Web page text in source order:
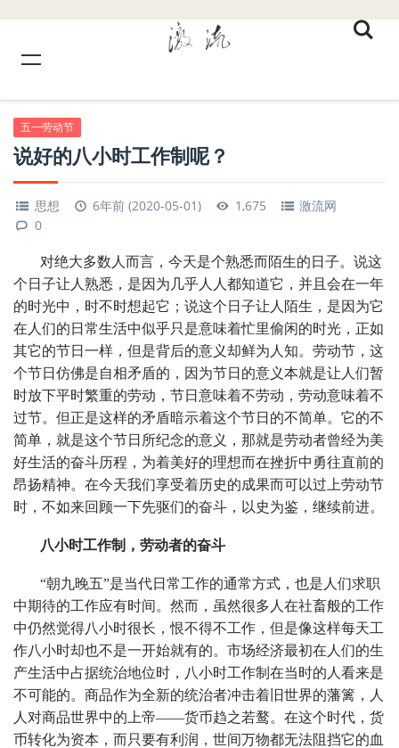
五一劳动节
说好的八小时工作制呢？
思想 6年前 (2020-05-01) 1,675
激流网
0
对绝大多数人而言，今天是个熟悉而陌生的日子。说这
个日子让人熟悉，是因为几乎人人都知道它，并且会在一年
的时光中，时不时想起它；说这个日子让人陌生，是因为它
在人们的日常生活中似乎只是意味着忙里偷闲的时光，正如
其它的节日一样，但是背后的意义却鲜为人知。劳动节，这
个节日仿佛是自相矛盾的，因为节日的意义本就是让人们暂
时放下平时繁重的劳动，节日意味着不劳动，劳动意味着不
过节。但正是这样的矛盾暗示着这个节日的不简单。它的不
简单，就是这个节日所纪念的意义，那就是劳动者曾经为美
好生活的奋斗历程，为着美好的理想而在挫折中勇往直前的
昂扬精神。在今天我们享受着历史的成果而可以过上劳动节
时，不如来回顾一下先驱们的奋斗，以史为鉴，继续前进。
八小时工作制，劳动者的奋斗
“朝九晚五”是当代日常工作的通常方式，也是人们求职
中期待的工作应有时间。然而，虽然很多人在社畜般的工作
中仍然觉得八小时很长，恨不得不工作，但是像这样每天工
作八小时却也不是一开始就有的。市场经济最初在人们的生
产生活中占据统治地位时，八小时工作制在当时的人看来是
不可能的。商品作为全新的统治者冲击着旧世界的藩篱，人
人对商品世界中的上帝——货币趋之若鹜。在这个时代，货
币转化为资本，而只要有利润，世间万物都无法阻挡它的血